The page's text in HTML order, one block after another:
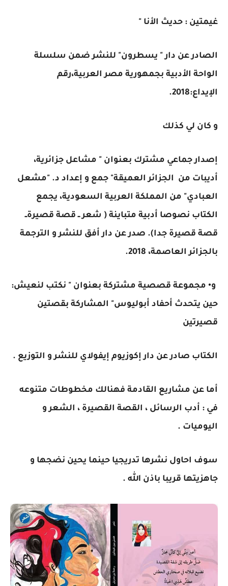
غيمتين : حديث الأنا "
الصادر عن دار " يسطرون" للنشر ضمن سلسلة
الواحة الأدبية بجمهورية مصر العربية،رقم
الإيداع:2018.
و كان لي كذلك
إصدار جماعي مشترك بعنوان " مشاعل جزائرية،
أديبات من الجزائر العميقة" جمع و إعداد د. "مشعل
العبادي" من المملكة العربية السعودية، يجمع
الكتاب نصوصا أدبية متباينة ( شعر ــ قصة قصيرةــ
قصة قصيرة جدا). صدر عن دار أفق للنشر و الترجمة
بالجزائر العاصمة، 2018.
و• مجموعة قصصية مشتركة بعنوان " نكتب لنعيش:
حين يتحدث أحفاد أبوليوس" المشاركة بقصتين
قصيرتين
الكتاب صادر عن دار إكوزيوم إيفولاي للنشر و التوزيع .
أما عن مشاريع القادمة فهنالك مخطوطات متنوعه
في : أدب الرسائل ، القصة القصيرة ، الشعر و
اليوميات .
سوف احاول نشرها تدريجيا حينما يحين نضجها و
جاهزيتها قريبا باذن الله .